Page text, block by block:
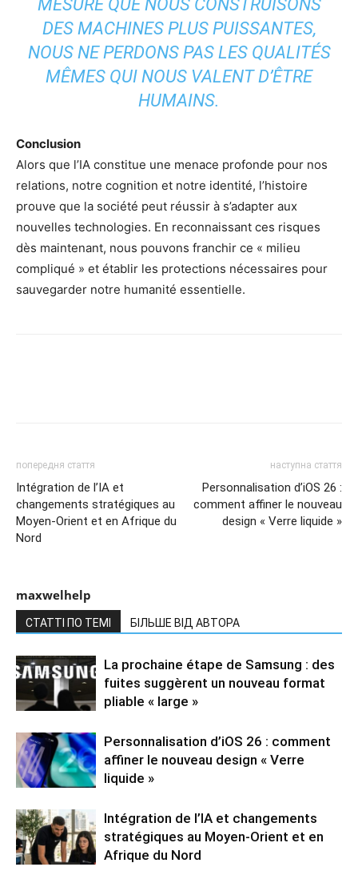
MESURE QUE NOUS CONSTRUISONS
DES MACHINES PLUS PUISSANTES,
NOUS NE PERDONS PAS LES QUALITÉS
MÊMES QUI NOUS VALENT D’ÊTRE
HUMAINS.
Conclusion
Alors que l’IA constitue une menace profonde pour nos
relations, notre cognition et notre identité, l’histoire
prouve que la société peut réussir à s’adapter aux
nouvelles technologies. En reconnaissant ces risques
dès maintenant, nous pouvons franchir ce « milieu
compliqué » et établir les protections nécessaires pour
sauvegarder notre humanité essentielle.
попередня стаття
Intégration de l’IA et
changements stratégiques au
Moyen-Orient et en Afrique du
Nord
наступна стаття
Personnalisation d’iOS 26 :
comment affiner le nouveau
design « Verre liquide »
maxwelhelp
СТАТТІ ПО ТЕМІ БІЛЬШЕ ВІД АВТОРА
La prochaine étape de Samsung : des
fuites suggèrent un nouveau format
pliable « large »
Personnalisation d’iOS 26 : comment
affiner le nouveau design « Verre
liquide »
Intégration de l’IA et changements
stratégiques au Moyen-Orient et en
Afrique du Nord